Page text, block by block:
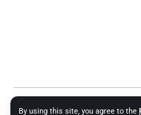
By using this site, you agree to the
Copyright © 2023, All Rights